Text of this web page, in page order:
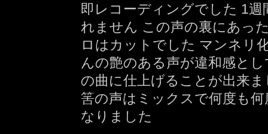
即レコーディングでした 1
れません この声の裏にあっ
ロはカットでした マンネリ
んの艶のある声が違和感と
の曲に仕上げることが出来
筈の声はミックスで何度も
なりました